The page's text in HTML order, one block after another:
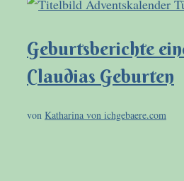
Geburtsberichte
Claudias Geburten
von Katharina von ichgebaere.com